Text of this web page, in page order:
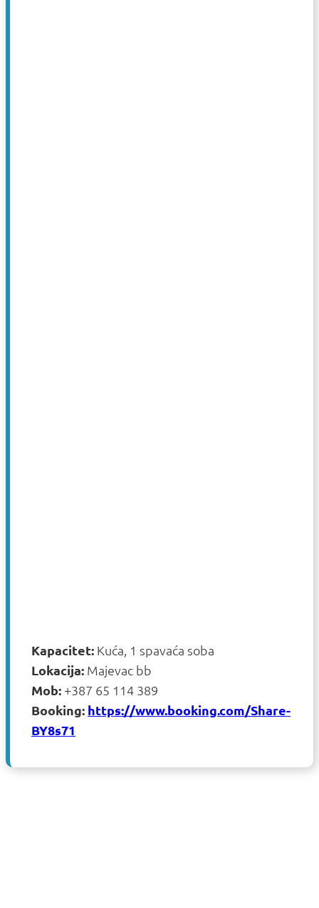
Kapacitet: Kuća, 1 spavaća soba
Lokacija: Majevac bb
Mob: +387 65 114 389
Booking: https://www.booking.com/Share-
BY8s71